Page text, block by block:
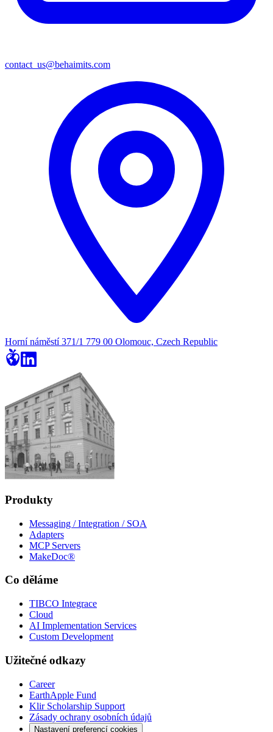
contact_us@behaimits.com
Horní náměstí 371/1 779 00 Olomouc, Czech Republic
Produkty
Messaging / Integration / SOA
Adapters
MCP Servers
MakeDoc®
Co děláme
TIBCO Integrace
Cloud
AI Implementation Services
Custom Development
Užitečné odkazy
Career
EarthApple Fund
Klir Scholarship Support
Zásady ochrany osobních údajů
Nastavení preferencí cookies